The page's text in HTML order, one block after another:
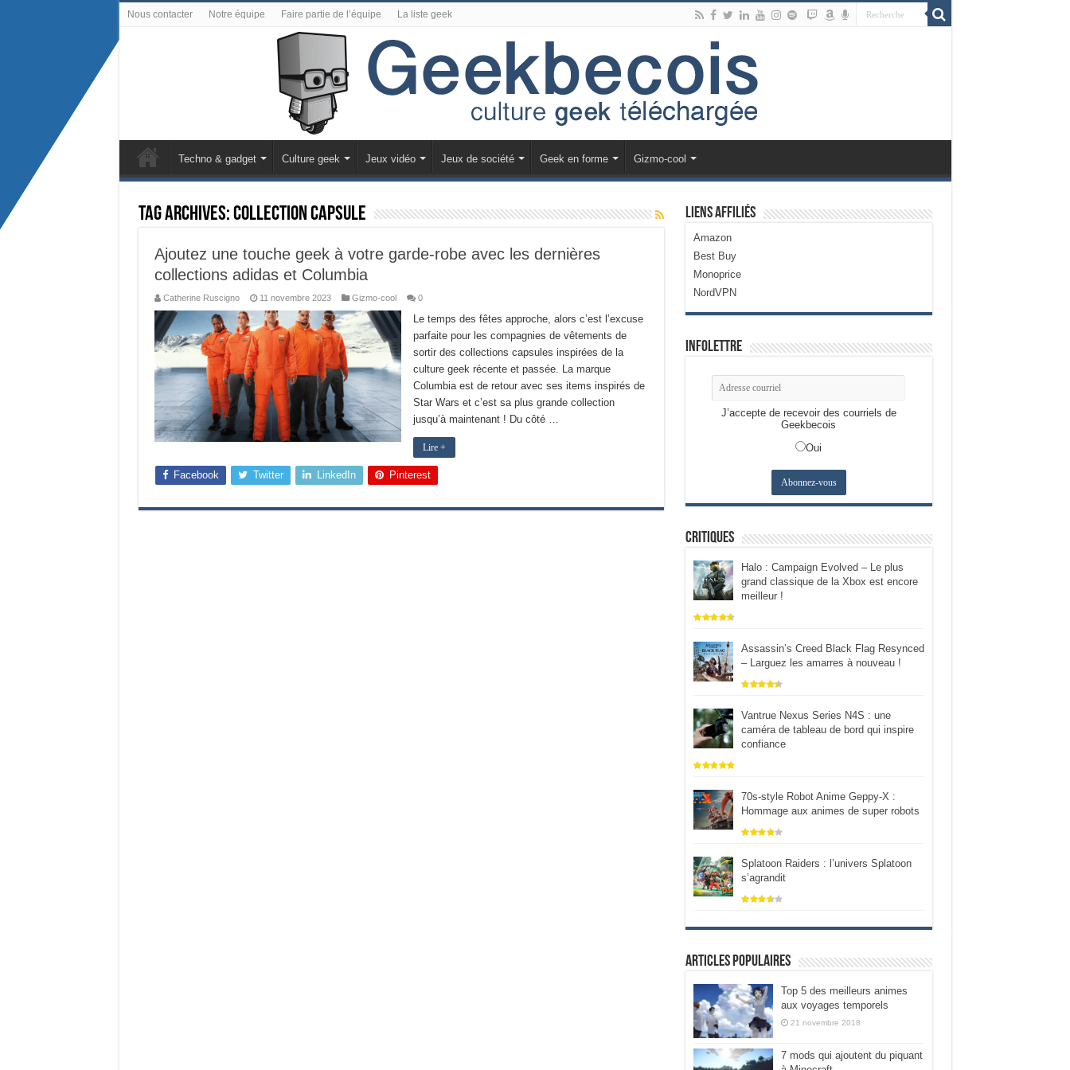
Nous contacter Notre équipe Faire partie de l’équipe La liste geek
Techno & gadget Culture geek Jeux vidéo Jeux de société Geek en forme Gizmo-cool
Tag Archives:collection capsule
Ajoutez une touche geek à votre garde-robe avec les dernières
collections adidas et Columbia
Catherine Ruscigno 11 novembre 2023 Gizmo-cool 0
Le temps des fêtes approche, alors c’est l’excuse
parfaite pour les compagnies de vêtements de
sortir des collections capsules inspirées de la
culture geek récente et passée. La marque
Columbia est de retour avec ses items inspirés de
Star Wars et c’est sa plus grande collection
jusqu’à maintenant ! Du côté …
Lire +
Facebook Twitter LinkedIn Pinterest
Liens Affiliés
Amazon
Best Buy
Monoprice
NordVPN
Infolettre
J’accepte de recevoir des courriels de
Geekbecois
Oui
Critiques
Halo : Campaign Evolved – Le plus
grand classique de la Xbox est encore
meilleur !
Assassin’s Creed Black Flag Resynced
– Larguez les amarres à nouveau !
Vantrue Nexus Series N4S : une
caméra de tableau de bord qui inspire
confiance
70s-style Robot Anime Geppy-X :
Hommage aux animes de super robots
Splatoon Raiders : l’univers Splatoon
s’agrandit
Articles populaires
Top 5 des meilleurs animes
aux voyages temporels
21 novembre 2018
7 mods qui ajoutent du piquant